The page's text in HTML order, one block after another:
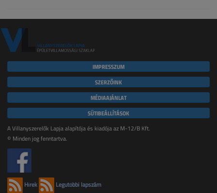
IMPRESSZUM
SZERZŐINK
MÉDIAAJÁNLAT
SÜTIBEÁLLÍTÁSOK
A Villanyszerelők Lapja alapítója és kiadója az M-12/B Kft.
© Minden jog fenntartva.
Hírek Legutóbbi lapszám